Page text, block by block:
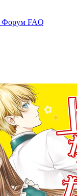
Форум FAQ